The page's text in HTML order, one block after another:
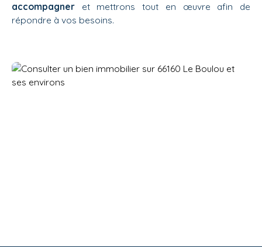
accompagner et mettrons tout en œuvre afin de
répondre à vos besoins.